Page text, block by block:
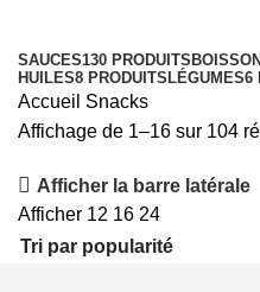
SAUCES130 PRODUITS
HUILES8 PRODUITS LÉGUMES6
Accueil Snacks
Affichage de 1–16 sur 104
Afficher la barre latérale
Afficher 12 16 24